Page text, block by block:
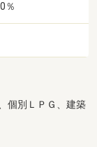
％
個別ＬＰＧ、建築